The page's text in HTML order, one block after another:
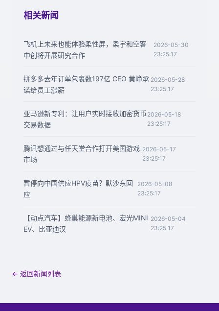
相关新闻
飞机上未来也能体验柔性屏，柔宇和空客
中创将开展研究合作
2026-05-30
23:25:17
拼多多去年订单包裹数197亿 CEO 黄峥承
诺给员工涨薪
2026-05-28
23:25:17
亚马逊新专利：让用户实时接收加密货币
交易数据
2026-05-18
23:25:17
腾讯想通过与任天堂合作打开美国游戏
市场
2026-05-17
23:25:17
暂停向中国供应HPV疫苗？默沙东回
应
2026-05-08
23:25:17
【动点汽车】蜂巢能源新电池、宏光MINI
EV、比亚迪汉
2026-05-04
23:25:17
← 返回新闻列表